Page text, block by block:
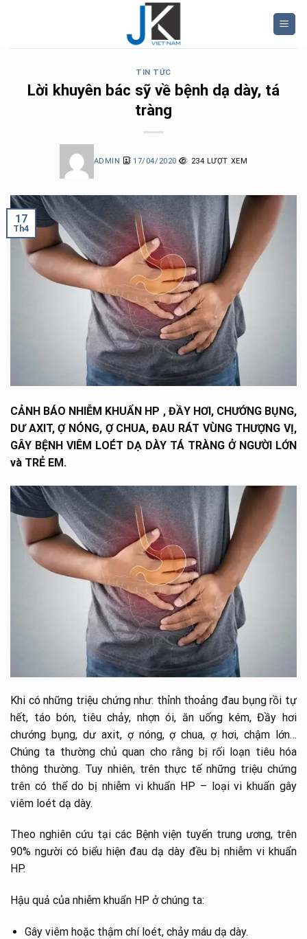
TIN TỨC
Lời khuyên bác sỹ về bệnh dạ dày, tá
tràng
ADMIN 17/04/2020 234 LƯỢT XEM
17
Th4
CẢNH BÁO NHIỄM KHUẨN HP , ĐẦY HƠI, CHƯỚNG BỤNG,
DƯ AXIT, Ợ NÓNG, Ợ CHUA, ĐAU RÁT VÙNG THƯỢNG VỊ,
GÂY BỆNH VIÊM LOÉT DẠ DÀY TÁ TRÀNG Ở NGƯỜI LỚN
và TRẺ EM.
Khi có những triệu chứng như: thỉnh thoảng đau bụng rồi tự
hết, táo bón, tiêu chảy, nhợn ói, ăn uống kém, Đầy hơi
chướng bụng, dư axit, ợ nóng, ợ chua, ợ hơi, chậm lớn…
Chúng ta thường chủ quan cho rằng bị rối loạn tiêu hóa
thông thường. Tuy nhiên, trên thực tế những triệu chứng
trên có thể do bị nhiễm vi khuẩn HP – loại vi khuẩn gây
viêm loét dạ dày.
Theo nghiên cứu tại các Bệnh viện tuyến trung ương, trên
90% người có biểu hiện đau dạ dày đều bị nhiễm vi khuẩn
HP.
Hậu quả của nhiễm khuẩn HP ở chúng ta:
Gây viêm hoặc thậm chí loét, chảy máu dạ dày.